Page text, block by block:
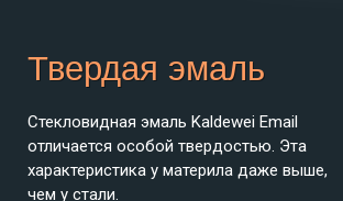
Твердая эмаль
Стекловидная эмаль Kaldewei Email
отличается особой твердостью. Эта
характеристика у материла даже выше,
чем у стали.